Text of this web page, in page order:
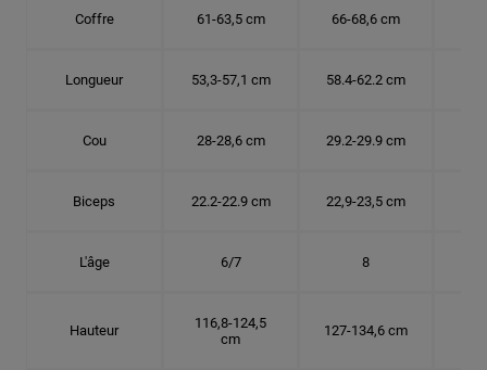
Coffre 61-63,5 cm 66-68,6 cm
Longueur 53,3-57,1 cm 58.4-62.2 cm
Cou 28-28,6 cm 29.2-29.9 cm
Biceps 22.2-22.9 cm 22,9-23,5 cm
L'âge 6/7 8
Hauteur
116,8-124,5
cm
127-134,6 cm